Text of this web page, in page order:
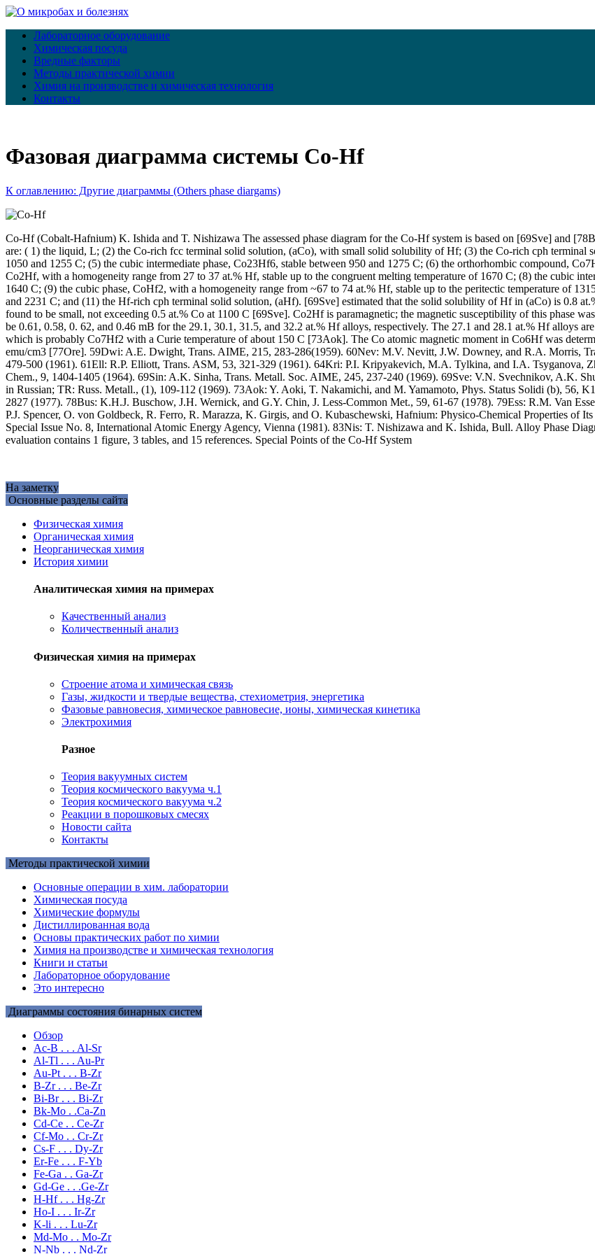
Лабораторное оборудование
Химическая посуда
Вредные факторы
Методы практической химии
Химия на производстве и химическая технология
Контакты
Фазовая диаграмма системы Co-Hf
К оглавлению: Другие диаграммы (Others phase diargams)
Co-Hf (Cobalt-Hafnium) K. Ishida and T. Nishizawa The assessed phase diagram for the Co-Hf system is based on [69Sve] and
are: ( 1) the liquid, L; (2) the Co-rich fcc terminal solid solution, (aCo), with small solid solubility of Hf; (3) the Co-rich cph terminal
1050 and 1255 C; (5) the cubic intermediate phase, Co23Hf6, stable between 950 and 1275 C; (6) the orthorhombic compound,
Co2Hf, with a homogeneity range from 27 to 37 at.% Hf, stable up to the congruent melting temperature of 1670 C; (8) the cubic
1640 C; (9) the cubic phase, CoHf2, with a homogeneity range from ~67 to 74 at.% Hf, stable up to the peritectic temperature of
and 2231 C; and (11) the Hf-rich cph terminal solid solution, (aHf). [69Sve] estimated that the solid solubility of Hf in (aCo) is 0.8
found to be small, not exceeding 0.5 at.% Co at 1100 C [69Sve]. Co2Hf is paramagnetic; the magnetic susceptibility of this phase
be 0.61, 0.58, 0. 62, and 0.46 mB for the 29.1, 30.1, 31.5, and 32.2 at.% Hf alloys, respectively. The 27.1 and 28.1 at.% Hf alloys
which is probably Co7Hf2 with a Curie temperature of about 150 C [73Aok]. The Co atomic magnetic moment in Co6Hf was
emu/cm3 [77Ore]. 59Dwi: A.E. Dwight, Trans. AIME, 215, 283-286(1959). 60Nev: M.V. Nevitt, J.W. Downey, and R.A. Morris,
479-500 (1961). 61Ell: R.P. Elliott, Trans. ASM, 53, 321-329 (1961). 64Kri: P.I. Kripyakevich, M.A. Tylkina, and I.A. Tsyganova,
Chem., 9, 1404-1405 (1964). 69Sin: A.K. Sinha, Trans. Metall. Soc. AIME, 245, 237-240 (1969). 69Sve: V.N. Svechnikov, A.K.
in Russian; TR: Russ. Metall., (1), 109-112 (1969). 73Aok: Y. Aoki, T. Nakamichi, and M. Yamamoto, Phys. Status Solidi (b), 56,
2827 (1977). 78Bus: K.H.J. Buschow, J.H. Wernick, and G.Y. Chin, J. Less-Common Met., 59, 61-67 (1978). 79Ess: R.M. Van
P.J. Spencer, O. von Goldbeck, R. Ferro, R. Marazza, K. Girgis, and O. Kubaschewski, Hafnium: Physico-Chemical Properties of
Special Issue No. 8, International Atomic Energy Agency, Vienna (1981). 83Nis: T. Nishizawa and K. Ishida, Bull. Alloy Phase
evaluation contains 1 figure, 3 tables, and 15 references. Special Points of the Co-Hf System
На заметку
Основные разделы сайта
Физическая химия
Органическая химия
Неорганическая химия
История химии
Аналитическая химия на примерах
Качественный анализ
Количественный анализ
Физическая химия на примерах
Cтроение атома и химическая связь
Газы, жидкости и твердые вещества, стехиометрия, энергетика
Фазовые равновесия, химическое равновесие, ионы, химическая кинетика
Электрохимия
Разное
Теория вакуумных систем
Теория космического вакуума ч.1
Теория космического вакуума ч.2
Реакции в порошковых смесях
Новости сайта
Контакты
Методы практической химии
Основные операции в хим. лаборатории
Химическая посуда
Химические формулы
Дистиллированная вода
Основы практических работ по химии
Химия на производстве и химическая технология
Книги и статьи
Лабораторное оборудование
Это интересно
Диаграммы состояния бинарных систем
Обзор
Ac-B . . . Al-Sr
Al-Tl . . . Au-Pr
Au-Pt . . . B-Zr
B-Zr . . . Be-Zr
Bi-Br . . . Bi-Zr
Bk-Mo . .Ca-Zn
Cd-Ce . . Ce-Zr
Cf-Mo . . Cr-Zr
Cs-F . . . Dy-Zr
Er-Fe . . . F-Yb
Fe-Ga . . Ga-Zr
Gd-Ge . . .Ge-Zr
H-Hf . . . Hg-Zr
Ho-I . . . Ir-Zr
K-li . . . Lu-Zr
Md-Mo . . Mo-Zr
N-Nb . . . Nd-Zr